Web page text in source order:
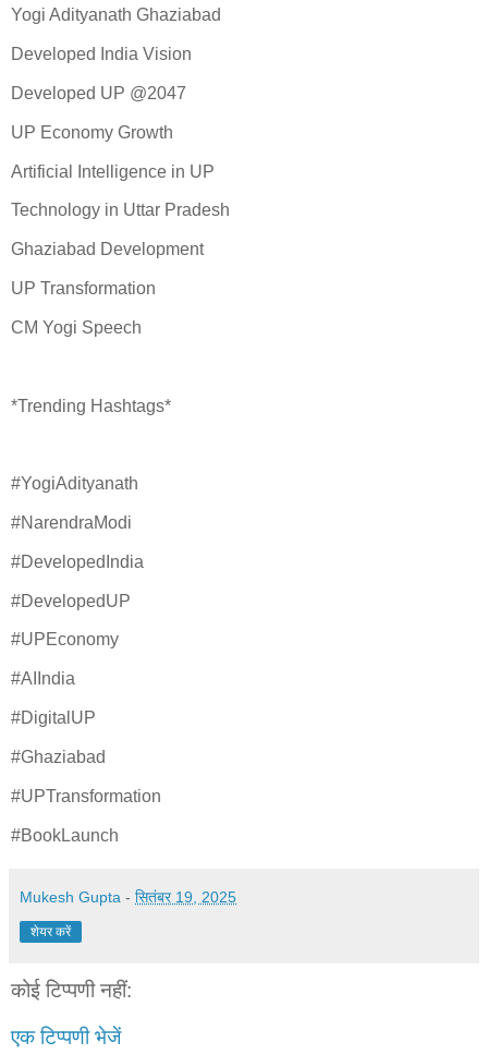
Yogi Adityanath Ghaziabad
Developed India Vision
Developed UP @2047
UP Economy Growth
Artificial Intelligence in UP
Technology in Uttar Pradesh
Ghaziabad Development
UP Transformation
CM Yogi Speech
*Trending Hashtags*
#YogiAdityanath
#NarendraModi
#DevelopedIndia
#DevelopedUP
#UPEconomy
#AIIndia
#DigitalUP
#Ghaziabad
#UPTransformation
#BookLaunch
Mukesh Gupta - सितंबर 19, 2025
शेयर करें
कोई टिप्पणी नहीं:
एक टिप्पणी भेजें